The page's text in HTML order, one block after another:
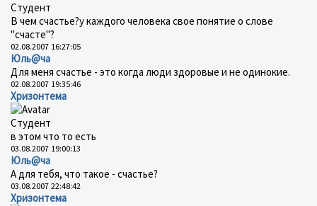
Студент
В чем счастье?у каждого человека свое понятие о слове
"счасте"?
02.08.2007 16:27:05
Юль@ча
Для меня счастье - это когда люди здоровые и не одинокие.
02.08.2007 19:35:46
Хризонтема
Студент
в этом что то есть
03.08.2007 19:00:13
Юль@ча
А для тебя, что такое - счастье?
03.08.2007 22:48:42
Хризонтема